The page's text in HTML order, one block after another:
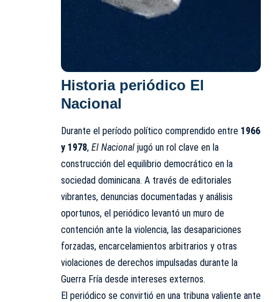
Historia periódico El
Nacional
Durante el período político comprendido entre 1966
y 1978, El Nacional jugó un rol clave en la
construcción del equilibrio democrático en la
sociedad dominicana. A través de editoriales
vibrantes, denuncias documentadas y análisis
oportunos, el periódico levantó un muro de
contención ante la violencia, las desapariciones
forzadas, encarcelamientos arbitrarios y otras
violaciones de derechos impulsadas durante la
Guerra Fría desde intereses externos.
El periódico se convirtió en una tribuna valiente ante